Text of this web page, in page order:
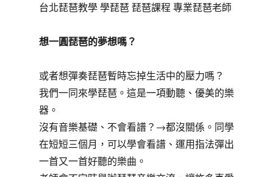
台北琵琶教學 學琵琶 琵琶課程 專業琵琶老師
想一圓琵琶的夢想嗎？
或者想彈奏琵琶暫時忘掉生活中的壓力嗎？
我們一同來學琵琶。這是一項動聽、優美的樂
器。
沒有音樂基礎、不會看譜？→都沒關係。同學
在短短三個月，可以學會看譜、運用指法彈出
一首又一首好聽的樂曲。